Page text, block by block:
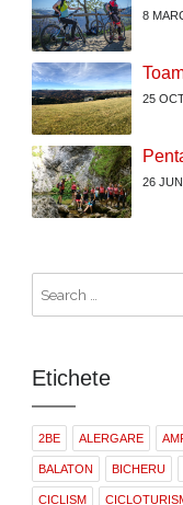
8
25
26
Etichete
2BE ALERGARE
BALATON BICHERU
CICLISM